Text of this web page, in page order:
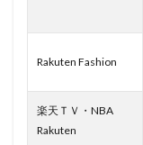
Rakuten Fashion
楽天ＴＶ・NBA
Rakuten